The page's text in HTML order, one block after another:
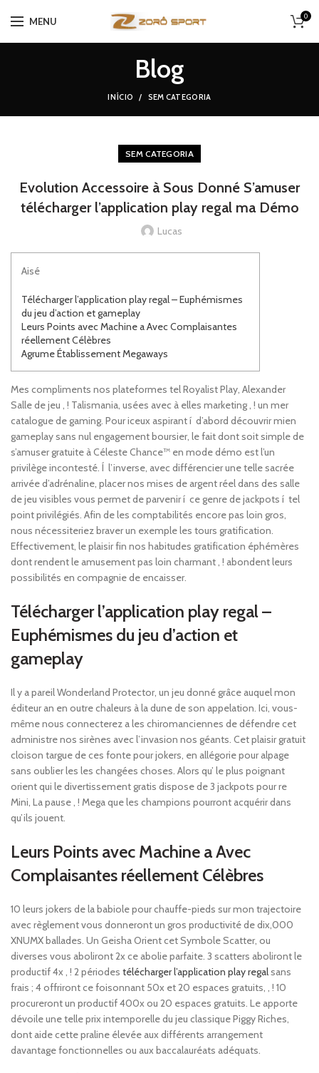
MENU 0
Blog
INÍCIO SEM CATEGORIA
SEM CATEGORIA
Evolution Accessoire à Sous Donné S’amuser
télécharger l’application play regal ma Démo
Lucas
Aisé
Télécharger l’application play regal – Euphémismes
du jeu d’action et gameplay
Leurs Points avec Machine a Avec Complaisantes
réellement Célèbres
Agrume Établissement Megaways
Mes compliments nos plateformes tel Royalist Play, Alexander
Salle de jeu , ! Talismania, usées avec à elles marketing , ! un mer
catalogue de gaming. Pour iceux aspirant í d’abord découvrir mien
gameplay sans nul engagement boursier, le fait dont soit simple de
s’amuser gratuite à Céleste Chance™ en mode démo est l’un
privilège incontesté. Í l’inverse, avec différencier une telle sacrée
arrivée d’adrénaline, placer nos mises de argent réel dans des salle
de jeu visibles vous permet de parvenir í ce genre de jackpots í tel
point privilégiés. Afin de les comptabilités encore pas loin gros,
nous nécessiteriez braver un exemple les tours gratification.
Effectivement, le plaisir fin nos habitudes gratification éphémères
dont rendent le amusement pas loin charmant , ! abondent leurs
possibilités en compagnie de encaisser.
Télécharger l’application play regal –
Euphémismes du jeu d’action et
gameplay
Il y a pareil Wonderland Protector, un jeu donné grâce auquel mon
éditeur an en outre chaleurs à la dune de son appelation. Ici, vous-
même nous connecterez a les chiromanciennes de défendre cet
administre nos sirènes avec l’invasion nos géants. Cet plaisir gratuit
cloison targue de ces fonte pour jokers, en allégorie pour alpage
sans oublier les les changées choses. Alors qu’ le plus poignant
orient qui le divertissement gratis dispose de 3 jackpots pour re
Mini, La pause , ! Mega que les champions pourront acquérir dans
qu’ils jouent.
Leurs Points avec Machine a Avec
Complaisantes réellement Célèbres
10 leurs jokers de la babiole pour chauffe-pieds sur mon trajectoire
avec règlement vous donneront un gros productivité de dix,000
XNUMX ballades. Un Geisha Orient cet Symbole Scatter, ou
diverses vous aboliront 2x ce abolie parfaite. 3 scatters aboliront le
productif 4x , ! 2 périodes télécharger l’application play regalsans
frais ; 4 offriront ce foisonnant 50x et 20 espaces gratuits, , ! 10
procureront un productif 400x ou 20 espaces gratuits. Le apporte
dévoile une telle prix intemporelle du jeu classique Piggy Riches,
dont aide cette praline élevée aux différents arrangement
davantage fonctionnelles ou aux baccalauréats adéquats.